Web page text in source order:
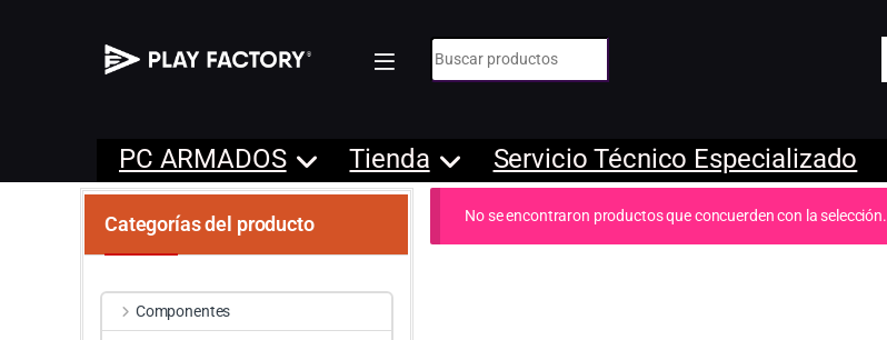
Búsqueda de:
PC ARMADOS Tienda Servicio Técnico Especializado
No se encontraron productos que concuerden con la selección.
Categorías del producto
Componentes